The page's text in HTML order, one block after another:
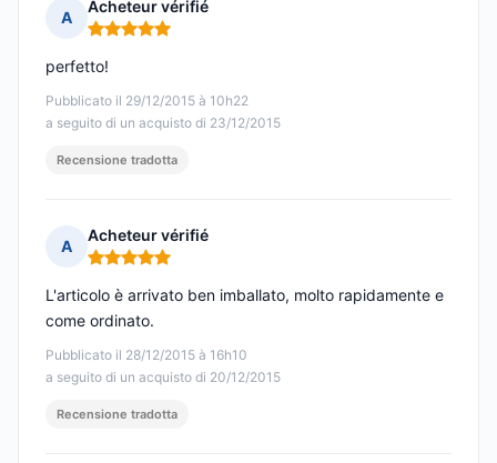
A
Acheteur vérifié
Nota: 5 su 5
Pubblicato il 29/12/2015 à 10h22
a seguito di un acquisto di 23/12/2015
perfetto!
Recensione tradotta
A
Acheteur vérifié
Nota: 5 su 5
Pubblicato il 28/12/2015 à 16h10
a seguito di un acquisto di 20/12/2015
L'articolo è arrivato ben imballato, molto rapidamente e
come ordinato.
Recensione tradotta